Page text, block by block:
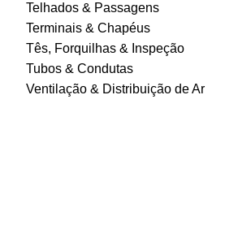
Telhados & Passagens
Terminais & Chapéus
Tês, Forquilhas & Inspeção
Tubos & Condutas
Ventilação & Distribuição de Ar